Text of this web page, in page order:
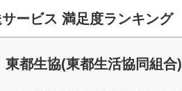
ービス 満足度ランキング
東都生協(東都生活協同組合)